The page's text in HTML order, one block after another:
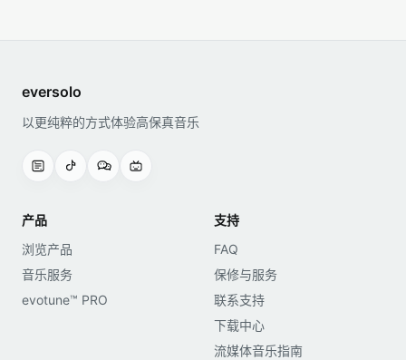
eversolo
以更纯粹的方式体验高保真音乐
产品
浏览产品
音乐服务
evotune™ PRO
支持
FAQ
保修与服务
联系支持
下载中心
流媒体音乐指南